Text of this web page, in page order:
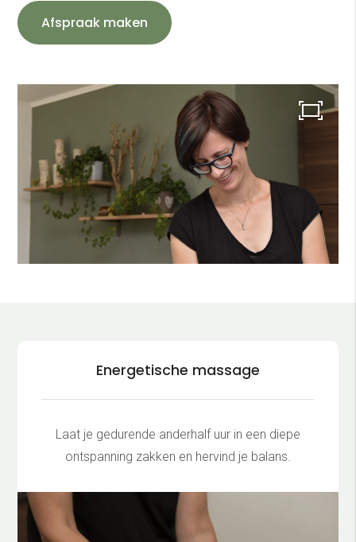
Afspraak maken
Energetische massage
Laat je gedurende anderhalf uur in een diepe
ontspanning zakken en hervind je balans.